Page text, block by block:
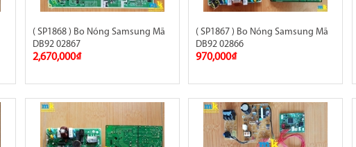
( SP1868 ) Bo Nóng Samsung Mã
DB92 02867
2,670,000₫
( SP1867 ) Bo Nóng Samsung Mã
DB92 02866
970,000₫